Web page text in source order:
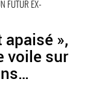
FUTUR EX-
apaisé »,
voile sur